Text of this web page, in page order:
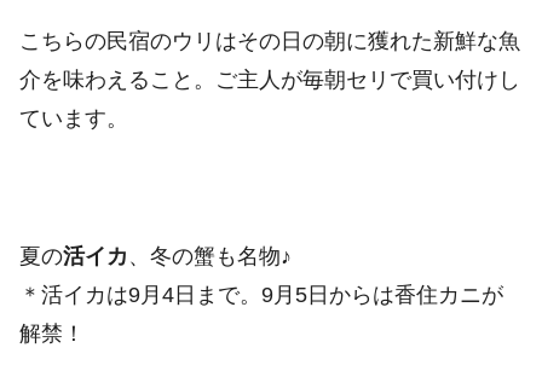
こちらの民宿のウリはその日の朝に獲れた新鮮な魚
介を味わえること。ご主人が毎朝セリで買い付けし
ています。
夏の活イカ 、冬の蟹も名物♪
＊活イカは9月4日まで。9月5日からは香住カニが
解禁！